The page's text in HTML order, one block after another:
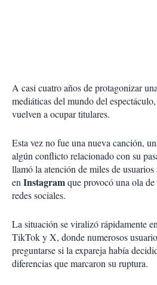
A casi cuatro años de protagonizar
mediáticas del mundo del espectáculo,
vuelven a ocupar titulares.
Esta vez no fue una nueva canción,
algún conflicto relacionado con su
llamó la atención de miles de
enInstagramque provocó una ola
redes sociales.
La situación se viralizó rápidamente
TikTok y X, donde numerosos
preguntarse si la expareja había
diferencias que marcaron su ruptura.